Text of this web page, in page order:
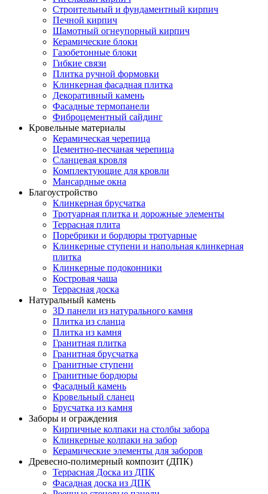
Строительный и фундаментный кирпич
Печной кирпич
Шамотный огнеупорный кирпич
Керамические блоки
Газобетонные блоки
Гибкие связи
Плитка ручной формовки
Клинкерная фасадная плитка
Декоративный камень
Фасадные термопанели
Фиброцементный сайдинг
Кровельные материалы
Керамическая черепица
Цементно-песчаная черепица
Сланцевая кровля
Комплектующие для кровли
Мансардные окна
Благоустройство
Клинкерная брусчатка
Тротуарная плитка и дорожные элементы
Террасная плита
Поребрики и бордюры тротуарные
Клинкерные ступени и напольная клинкерная
плитка
Клинкерные подоконники
Костровая чаша
Террасная доска
Натуральный камень
3D панели из натурального камня
Плитка из сланца
Плитка из камня
Гранитная плитка
Гранитная брусчатка
Гранитные ступени
Гранитные бордюры
Фасадный камень
Кровельный сланец
Брусчатка из камня
Заборы и ограждения
Кирпичные колпаки на столбы забора
Клинкерные колпаки на забор
Керамические элементы для заборов
Древесно-полимерный композит (ДПК)
Террасная Доска из ДПК
Фасадная доска из ДПК